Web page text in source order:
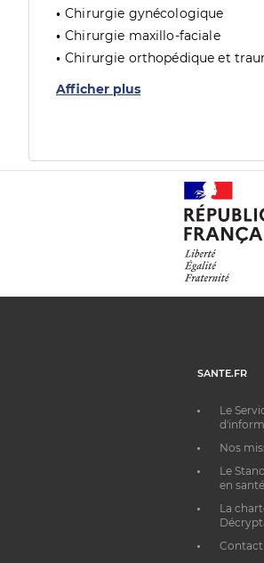
Chirurgie gynécologique
Chirurgie maxillo-faciale
Chirurgie orthopédique et
Afficher plus
SANTE.FR
Le
Nos
Le
en santé
La
Contact